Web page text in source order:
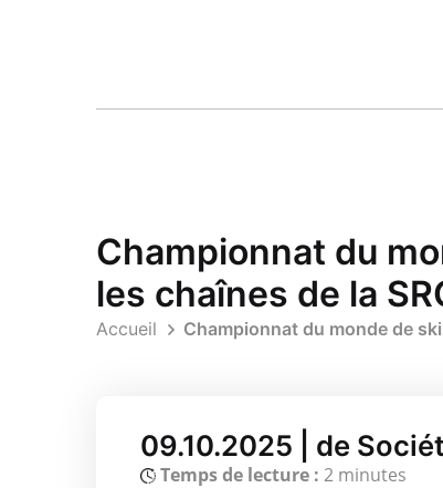
Championnat du
les chaînes de la
Accueil Championnat du monde de
09.10.2025 | de
Temps de lecture : 2 minutes